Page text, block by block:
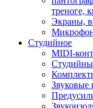
треноге,
Экраны,
Студийное
MIDI-
Звуковые